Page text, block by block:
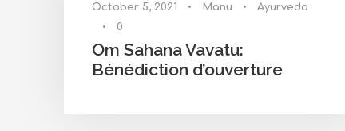
October 5, 2021 • Manu •
Ayurveda
•
0
Om Sahana Vavatu:
Bénédiction d’ouverture